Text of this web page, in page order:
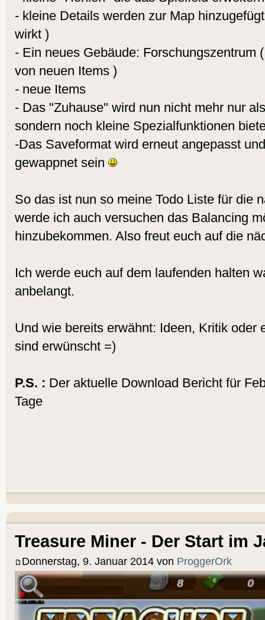
- kleine Details werden zur Map
wirkt )
- Ein neues Gebäude: Forschungszentrum
von neuen Items )
- neue Items
- Das "Zuhause" wird nun nicht mehr nur
sondern noch kleine Spezialfunktionen
-Das Saveformat wird erneut angepasst
gewappnet sein
So das ist nun so meine Todo Liste für die
werde ich auch versuchen das Balancing
hinzubekommen. Also freut euch auf die
Ich werde euch auf dem laufenden halten
anbelangt.
Und wie bereits erwähnt: Ideen, Kritik oder
sind erwünscht =)
P.S. : Der aktuelle Download Bericht für
Tage
Treasure Miner - Der Start im
Donnerstag, 9. Januar 2014 von ProggerOrk